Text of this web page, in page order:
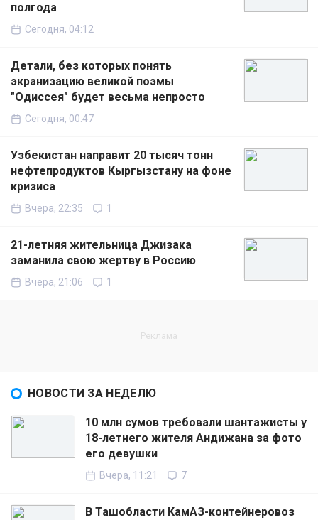
полгода
Сегодня, 04:12
Детали, без которых понять
экранизацию великой поэмы
"Одиссея" будет весьма непросто
Сегодня, 00:47
Узбекистан направит 20 тысяч тонн
нефтепродуктов Кыргызстану на фоне
кризиса
Вчера, 22:35 1
21-летняя жительница Джизака
заманила свою жертву в Россию
Вчера, 21:06 1
НОВОСТИ ЗА НЕДЕЛЮ
10 млн сумов требовали шантажисты у
18-летнего жителя Андижана за фото
его девушки
Вчера, 11:21 7
В Ташобласти КамАЗ-контейнеровоз